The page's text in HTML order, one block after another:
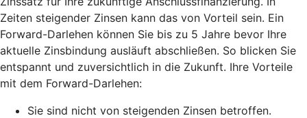
Zeiten steigender Zinsen kann das von Vorteil sein. Ein
Forward-Darlehen können Sie bis zu 5 Jahre bevor Ihre
aktuelle Zinsbindung ausläuft abschließen. So blicken Sie
entspannt und zuversichtlich in die Zukunft. Ihre Vorteile
mit dem Forward-Darlehen:
Sie sind nicht von steigenden Zinsen betroffen.